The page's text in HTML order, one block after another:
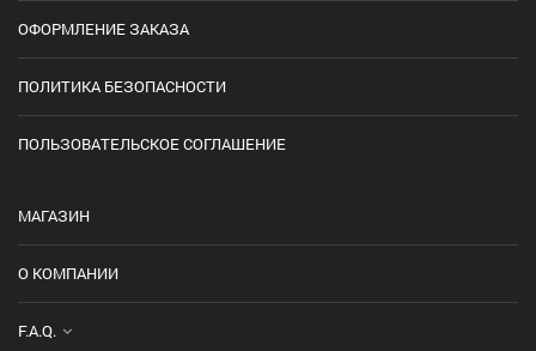
ОФОРМЛЕНИЕ ЗАКАЗА
ПОЛИТИКА БЕЗОПАСНОСТИ
ПОЛЬЗОВАТЕЛЬСКОЕ СОГЛАШЕНИЕ
МАГАЗИН
О КОМПАНИИ
F.A.Q.